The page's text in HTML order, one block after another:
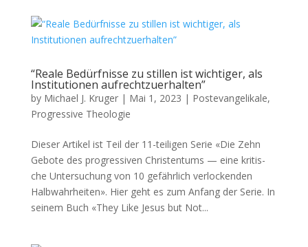
“Reale Bedürfnisse zu stillen ist wichtiger, als
Institutionen aufrechtzuerhalten”
by Michael J. Kruger| Mai 1, 2023 | Postevangelikale,
Progressive Theologie
Dieser Artikel ist Teil der 11-teili­gen Serie «Die Zehn
Gebote des pro­gres­siv­en Chris­ten­tums — eine kri­tis­
che Unter­suchung von 10 gefährlich ver­lock­enden
Halb­wahrheit­en». Hier geht es zum Anfang der Serie. In
seinem Buch «They Like Jesus but Not...